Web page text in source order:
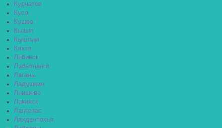
Курчатов
Куса
Кушва
Кызыл
Кыштым
Кяхта
Лабинск
Лабытнанги
Лагань
Ладушкин
Лаишево
Лакинск
Лангепас
Лахденпохья